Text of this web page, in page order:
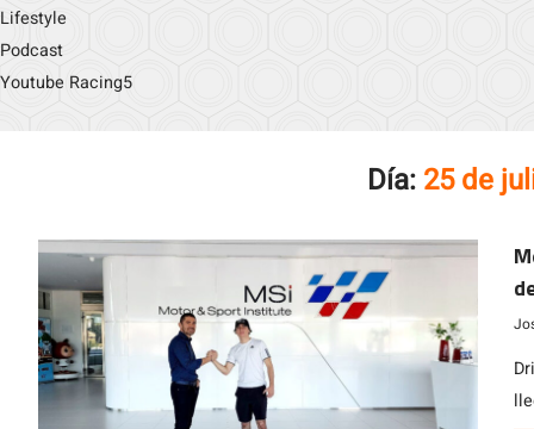
Lifestyle
Podcast
Youtube Racing5
Día: 25 de